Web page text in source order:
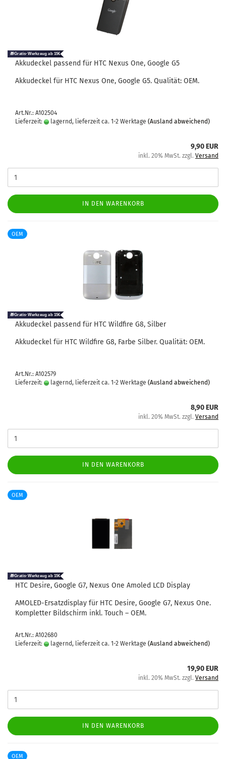
Ak­ku­de­ckel pas­send für HTC Nexus One, Goog­le G5
Ak­ku­de­ckel für HTC Nexus One, Goog­le G5. Qua­li­tät: OEM.
Art.Nr.: A102504
Lieferzeit:
lagernd, lieferzeit ca. 1-2 Werktage (Ausland abweichend)
9,90 EUR
inkl. 20% MwSt. zzgl. Versand
IN DEN WARENKORB
OEM
Ak­ku­de­ckel pas­send für HTC Wild­fire G8, Sil­ber
Ak­ku­de­ckel für HTC Wild­fire G8, Farbe Sil­ber. Qua­li­tät: OEM.
Art.Nr.: A102579
Lieferzeit:
lagernd, lieferzeit ca. 1-2 Werktage (Ausland abweichend)
8,90 EUR
inkl. 20% MwSt. zzgl. Versand
IN DEN WARENKORB
OEM
HTC De­si­re, Goog­le G7, Nexus One Amo­led LCD Dis­play
AMOLED-​Ersatzdisplay für HTC De­si­re, Goog­le G7, Nexus One.
Kom­plet­ter Bild­schirm inkl. Touch – OEM.
Art.Nr.: A102680
Lieferzeit:
lagernd, lieferzeit ca. 1-2 Werktage (Ausland abweichend)
19,90 EUR
inkl. 20% MwSt. zzgl. Versand
IN DEN WARENKORB
OEM